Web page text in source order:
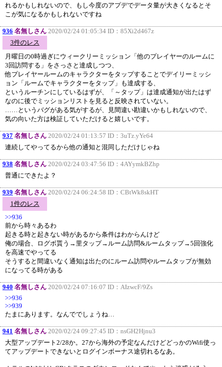
れるかもしれないので、もし今度のアプデでデータ量が大きくなるとそ
こが気になるかもしれないですね
936 名無しさん 2020/02/24 01:05:34 ID： 85Xi2d467z
3件のレス
月曜日の0時過ぎにウィークリーミッション「他のプレイヤーのルームに
3回訪問する」をさっさと達成しつつ、
他プレイヤールームのキャラクターをタップすることでデイリーミッシ
ョン「ルームでキャラクターをタップ」も達成する、
というルーチンにしているはずが、「～タップ」は達成通知が出たはず
なのに後でミッションリストを見ると反映されていない。
……というバグがある気がするが、見間違い勘違いかもしれないので、
気の向いた方は検証していただけると嬉しいです。
937 名無しさん 2020/02/24 01:13:57 ID： 3uTz.yYe64
連続してやってるから他の通知と混同しただけじゃね
938 名無しさん 2020/02/24 03:47:56 ID： 4AYymkBZhp
普通にできたよ？
939 名無しさん 2020/02/24 06:24:58 ID： CBtWk8skHT
1件のレス
>>936
前から時々あるわ
起きる時と起きない時があるから条件はわからんけど
俺の場合、ログボ貰う→里タップ→ルーム訪問&ルームタップ→5回強化
を高速でやってる
そうすると間違いなく通知は出たのにルーム訪問やルームタップが無効
になってる時がある
940 名無しさん 2020/02/24 07:16:07 ID： AIzwcF/9Zs
>>936
>>939
たまにあります。なんででしょうね…
941 名無しさん 2020/02/24 09:27:45 ID： nsGH2Hjnu3
大型アップデート2/28か。27から海外の予定なんだけどどっかのWifi使っ
てアップデートできないとログインボーナス途切れるなあ。